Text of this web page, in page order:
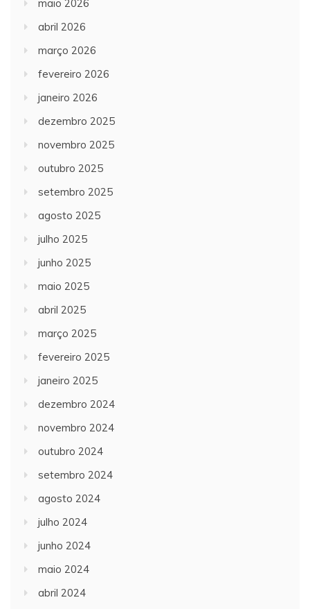
maio 2026
abril 2026
março 2026
fevereiro 2026
janeiro 2026
dezembro 2025
novembro 2025
outubro 2025
setembro 2025
agosto 2025
julho 2025
junho 2025
maio 2025
abril 2025
março 2025
fevereiro 2025
janeiro 2025
dezembro 2024
novembro 2024
outubro 2024
setembro 2024
agosto 2024
julho 2024
junho 2024
maio 2024
abril 2024